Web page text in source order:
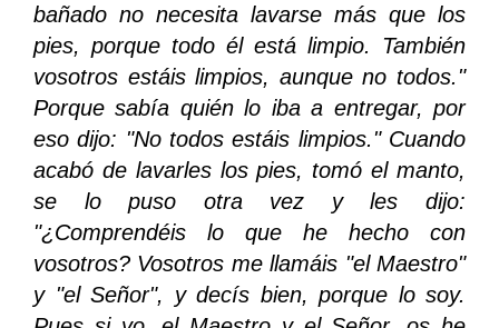
bañado no necesita lavarse más que los
pies, porque todo él está limpio. También
vosotros estáis limpios, aunque no todos."
Porque sabía quién lo iba a entregar, por
eso dijo: "No todos estáis limpios." Cuando
acabó de lavarles los pies, tomó el manto,
se lo puso otra vez y les dijo:
"¿Comprendéis lo que he hecho con
vosotros? Vosotros me llamáis "el Maestro"
y "el Señor", y decís bien, porque lo soy.